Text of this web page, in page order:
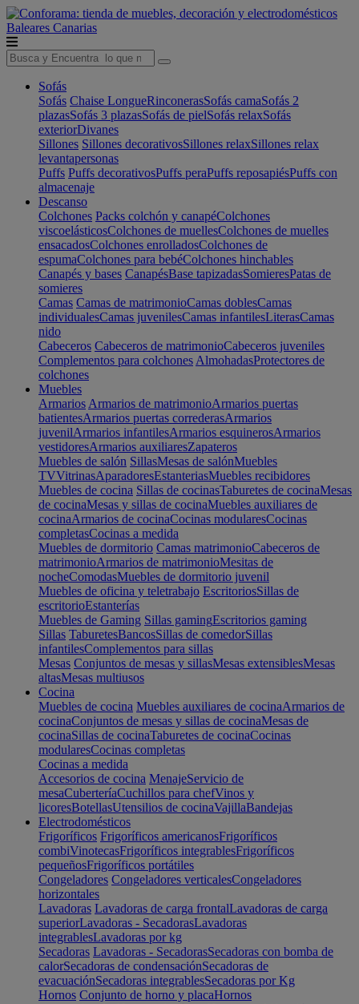
Baleares Canarias
Sofás
Sofás Chaise LongueRinconerasSofás camaSofás 2
plazasSofás 3 plazasSofás de pielSofás relaxSofás
exteriorDivanes
Sillones Sillones decorativosSillones relaxSillones relax
levantapersonas
Puffs Puffs decorativosPuffs peraPuffs reposapiésPuffs con
almacenaje
Descanso
Colchones Packs colchón y canapéColchones
viscoelásticosColchones de muellesColchones de muelles
ensacadosColchones enrolladosColchones de
espumaColchones para bebéColchones hinchables
Canapés y bases CanapésBase tapizadasSomieresPatas de
somieres
Camas Camas de matrimonioCamas doblesCamas
individualesCamas juvenilesCamas infantilesLiterasCamas
nido
Cabeceros Cabeceros de matrimonioCabeceros juveniles
Complementos para colchones AlmohadasProtectores de
colchones
Muebles
Armarios Armarios de matrimonioArmarios puertas
batientesArmarios puertas correderasArmarios
juvenilArmarios infantilesArmarios esquinerosArmarios
vestidoresArmarios auxiliaresZapateros
Muebles de salón SillasMesas de salónMuebles
TVVitrinasAparadoresEstanteriasMuebles recibidores
Muebles de cocina Sillas de cocinasTaburetes de cocinaMesas
de cocinaMesas y sillas de cocinaMuebles auxiliares de
cocinaArmarios de cocinaCocinas modularesCocinas
completasCocinas a medida
Muebles de dormitorio Camas matrimonioCabeceros de
matrimonioArmarios de matrimonioMesitas de
nocheComodasMuebles de dormitorio juvenil
Muebles de oficina y teletrabajo EscritoriosSillas de
escritorioEstanterías
Muebles de Gaming Sillas gamingEscritorios gaming
Sillas TaburetesBancosSillas de comedorSillas
infantilesComplementos para sillas
Mesas Conjuntos de mesas y sillasMesas extensiblesMesas
altasMesas multiusos
Cocina
Muebles de cocina Muebles auxiliares de cocinaArmarios de
cocinaConjuntos de mesas y sillas de cocinaMesas de
cocinaSillas de cocinaTaburetes de cocinaCocinas
modularesCocinas completas
Cocinas a medida
Accesorios de cocina MenajeServicio de
mesaCuberteríaCuchillos para chefVinos y
licoresBotellasUtensilios de cocinaVajillaBandejas
Electrodomésticos
Frigoríficos Frigoríficos americanosFrigoríficos
combiVinotecasFrigoríficos integrablesFrigoríficos
pequeñosFrigoríficos portátiles
Congeladores Congeladores verticalesCongeladores
horizontales
Lavadoras Lavadoras de carga frontalLavadoras de carga
superiorLavadoras - SecadorasLavadoras
integrablesLavadoras por kg
Secadoras Lavadoras - SecadorasSecadoras con bomba de
calorSecadoras de condensaciónSecadoras de
evacuaciónSecadoras integrablesSecadoras por Kg
Hornos Conjunto de horno y placaHornos